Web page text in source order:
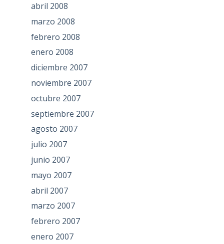
abril 2008
marzo 2008
febrero 2008
enero 2008
diciembre 2007
noviembre 2007
octubre 2007
septiembre 2007
agosto 2007
julio 2007
junio 2007
mayo 2007
abril 2007
marzo 2007
febrero 2007
enero 2007